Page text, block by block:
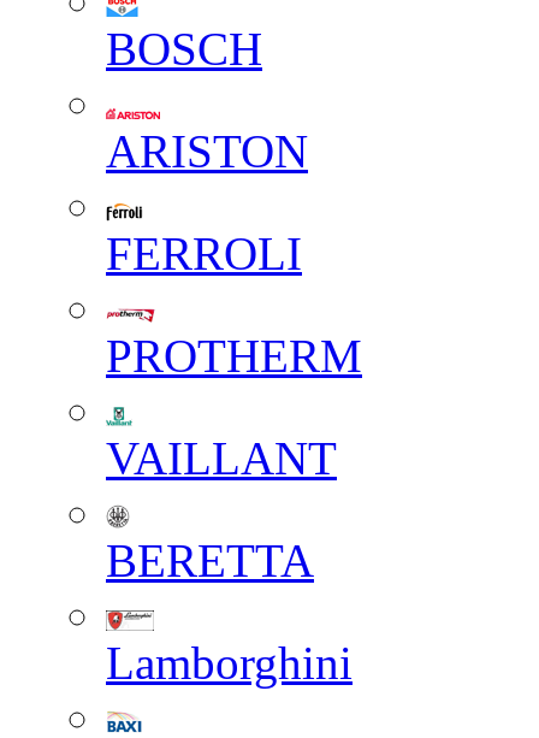
BOSCH
ARISTON
FERROLI
PROTHERM
VAILLANT
BERETTA
Lamborghini